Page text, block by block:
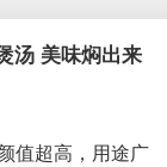
汤 美味焖出来
值超高，用途广